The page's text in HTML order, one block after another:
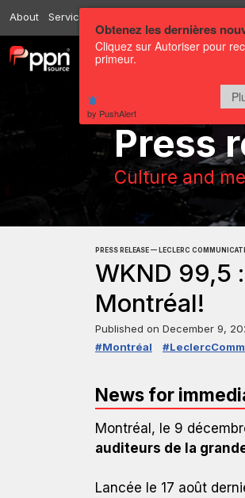
Channels
About Services
Press
Culture and
PRESS RELEASE — LECLERC
WKND 99,5
Montréal!
Published on December 9,
#Montréal
News for
Montréal, le 9
auditeurs de la
Lancée le 17 août
Obtenez les dernières
Cliquez sur Autoriser pour
primeur.
by PushAlert